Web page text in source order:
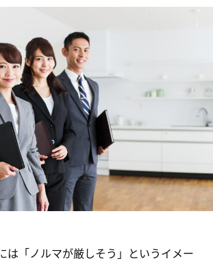
は「ノルマが厳しそう」というイメー